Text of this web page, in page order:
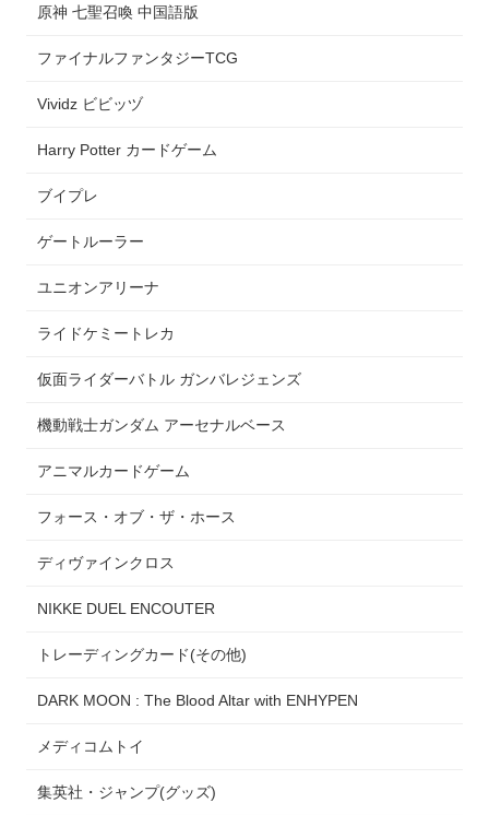
原神 七聖召喚 中国語版
ファイナルファンタジーTCG
Vividz ビビッヅ
Harry Potter カードゲーム
ブイプレ
ゲートルーラー
ユニオンアリーナ
ライドケミートレカ
仮面ライダーバトル ガンバレジェンズ
機動戦士ガンダム アーセナルベース
アニマルカードゲーム
フォース・オブ・ザ・ホース
ディヴァインクロス
NIKKE DUEL ENCOUTER
トレーディングカード(その他)
DARK MOON : The Blood Altar with ENHYPEN
メディコムトイ
集英社・ジャンプ(グッズ)